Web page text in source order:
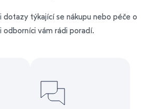
dotazy týkající se nákupu nebo péče o
odborníci vám rádi poradí.